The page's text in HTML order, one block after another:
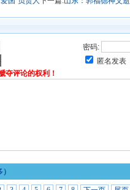
密码:
匿名发表
夺评论的权利！